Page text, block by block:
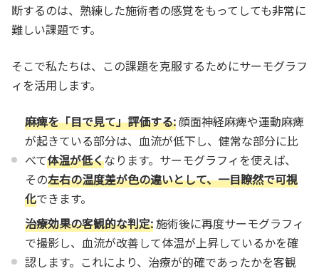
断するのは、熟練した施術者の感覚をもってしても非常に
難しい課題です。
そこで私たちは、この課題を克服するためにサーモグラフ
ィを活用します。
麻痺を「目で見て」評価する:顔面神経麻痺や運動麻痺
が起きている部分は、血流が低下し、健常な部分に比
べて体温が低くなります。サーモグラフィを使えば、
その左右の温度差が色の違いとして、一目瞭然で可視
化できます。
治療効果の客観的な判定:施術後に再度サーモグラフィ
で撮影し、血流が改善して体温が上昇しているかを確
認します。これにより、治療が的確であったかを客観